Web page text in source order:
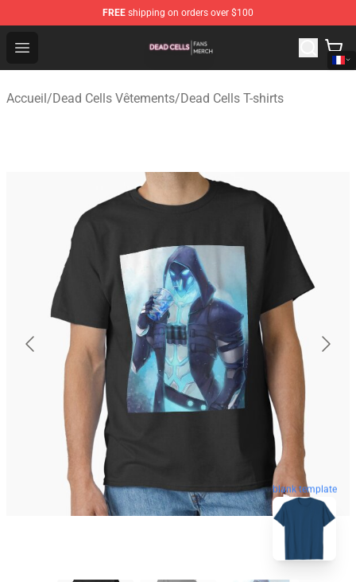
FREE shipping on orders over $100
Open menu
Dead Cells Shop - Official Dead Cells Merchandise Store
Accueil/Dead Cells Vêtements/Dead Cells T-shirts
blank template